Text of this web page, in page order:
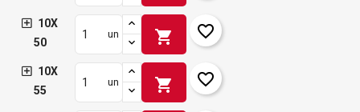
10X
50
un shopping_cart favorite_border
10X
55
un shopping_cart favorite_border